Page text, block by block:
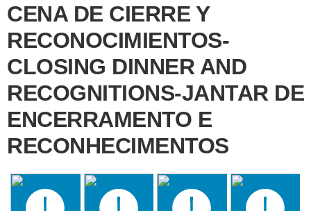
CENA DE CIERRE Y
RECONOCIMIENTOS-
CLOSING DINNER AND
RECOGNITIONS-JANTAR DE
ENCERRAMENTO E
RECONHECIMENTOS